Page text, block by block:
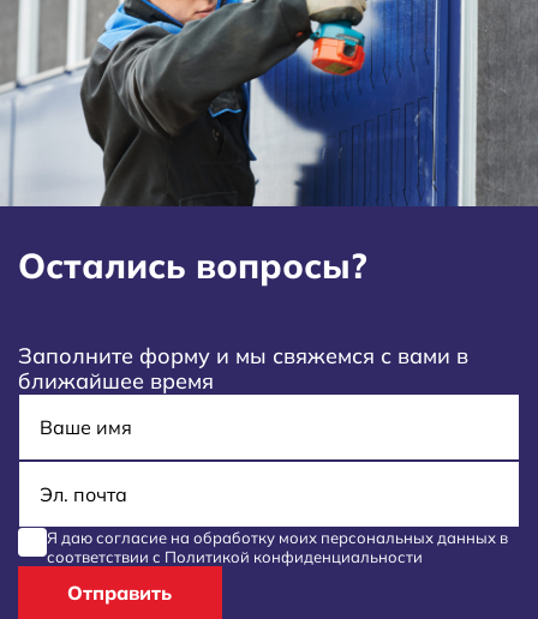
Остались вопросы?
Заполните форму и мы свяжемся с вами в
ближайшее время
Я даю согласие на обработку моих персональных данных в
соответствии с Политикой конфиденциальности
Отправить